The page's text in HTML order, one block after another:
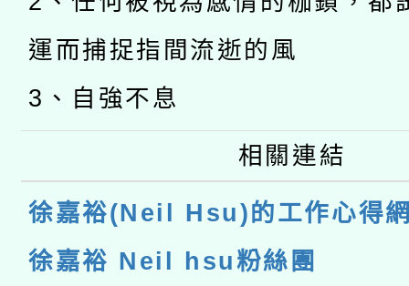
運而捕捉指間流逝的風
3、自強不息
相關連結
徐嘉裕(Neil Hsu)的工作心得
徐嘉裕 Neil hsu粉絲團